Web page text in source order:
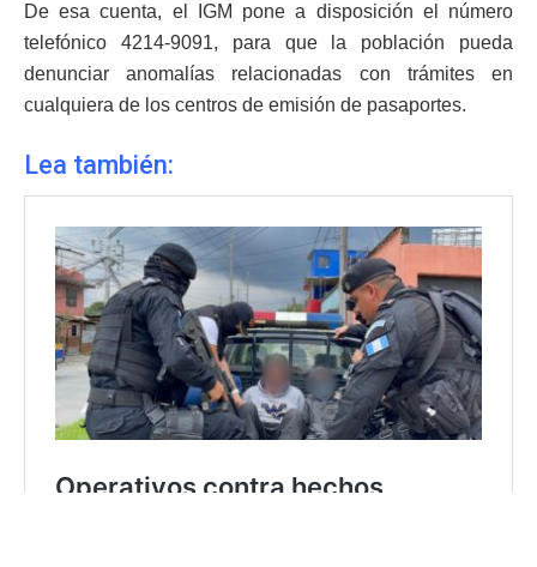
De esa cuenta, el IGM pone a disposición el número
telefónico 4214-9091, para que la población pueda
denunciar anomalías relacionadas con trámites en
cualquiera de los centros de emisión de pasaportes.
Lea también: